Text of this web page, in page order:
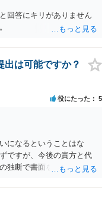
回答にキリがありません
出は可能ですか？
役にたった 5
になるということはな
ですが、今後の貴方と代
独断で書面を提出したり
、弁護士として提出の実